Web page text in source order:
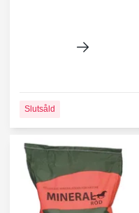
Slutsåld